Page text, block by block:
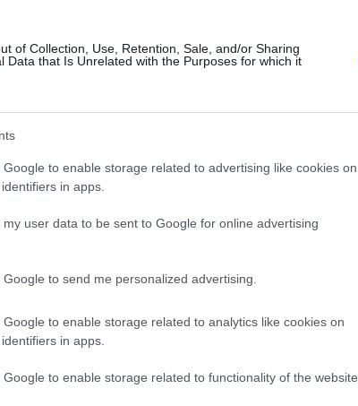
of Collection, Use, Retention, Sale, and/or Sharing
Data that Is Unrelated with the Purposes for which it
Google to enable storage related to advertising like cookies on
in apps.
my user data to be sent to Google for online advertising
to send me personalized advertising.
Google to enable storage related to analytics like cookies on
in apps.
Google to enable storage related to functionality of the website
még
Duna vizét némileg felmelegíti